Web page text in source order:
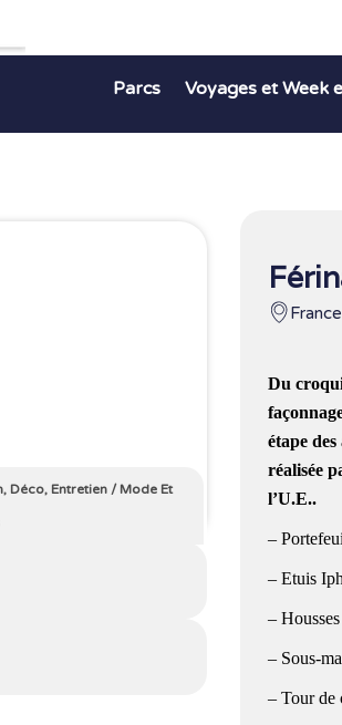
Parcs Voyages et Week
Déco, Entretien/Mode Et
Du
étape
réalisée
l’U.E..
–
– Etuis
–
– Sous-
– Tour de